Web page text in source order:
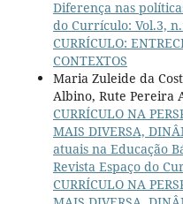
Diferença nas
do Currículo: Vol.3,
CURRÍCULO:
CONTEXTOS
Maria Zuleide da
Albino, Rute Pereira
CURRÍCULO NA
MAIS DIVERSA,
atuais na Educação
Revista Espaço do
CURRÍCULO NA